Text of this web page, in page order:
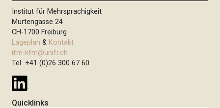
Institut für Mehrsprachigkeit
Murtengasse 24
CH-1700 Freiburg
Lageplan & Kontakt
ifm-kfm@unifr.ch
Tel +41 (0)26 300 67 60
Quicklinks